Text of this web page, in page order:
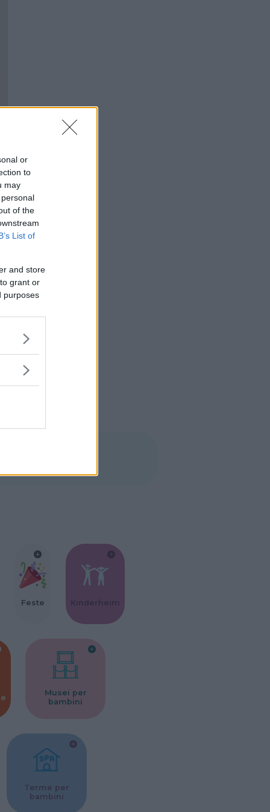
or
to
may
of the
List of
and store
grant or
purposes
Feste Kinderheim
Musei per
bambini
Terme per
bambini